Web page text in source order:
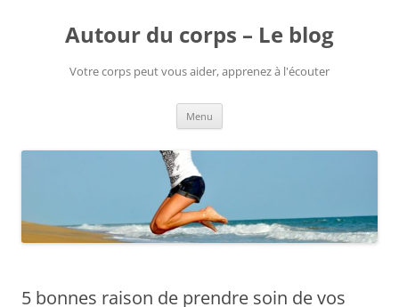
contenuAutour du corps – Le blog
Votre corps peut vous aider, apprenez à l'écouter
Menu
5 bonnes raison de prendre soin de vos